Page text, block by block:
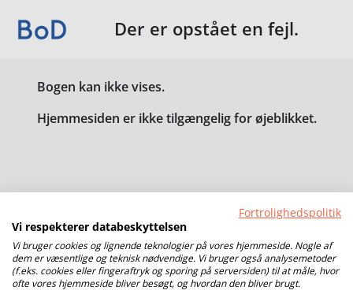
Der er opstået en fejl.
Bogen kan ikke vises.
Hjemmesiden er ikke tilgængelig for øjeblikket.
Fortrolighedspolitik
Vi respekterer databeskyttelsen
Vi bruger cookies og lignende teknologier på vores hjemmeside. Nogle af
dem er væsentlige og teknisk nødvendige. Vi bruger også analysemetoder
(f.eks. cookies eller fingeraftryk og sporing på serversiden) til at måle, hvor
ofte vores hjemmeside bliver besøgt, og hvordan den bliver brugt.